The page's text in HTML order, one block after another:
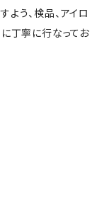
う、検品、アイロ
丁寧に行なってお